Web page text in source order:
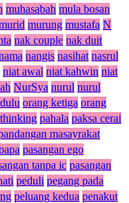
muhasabah mula bosan
murung mustafa N
nak couple nak duit
nangis nasihat nasrul
niat awal niat kahwin niat
NurSya nurul nurul
orang ketiga orang
pahala paksa cerai
masayrakat
pasangan ego
tanpa ic pasangan
peduli pegang pada
peluang kedua penakut